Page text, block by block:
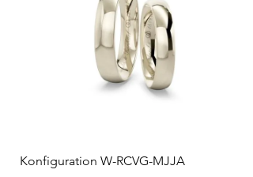
Konfiguration W-RCVG-MJJA